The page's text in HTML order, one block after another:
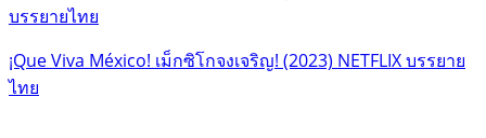
¡Que Viva México! เม็กซิโกจงเจริญ! (2023) NETFLIX บรรยาย
ไทย